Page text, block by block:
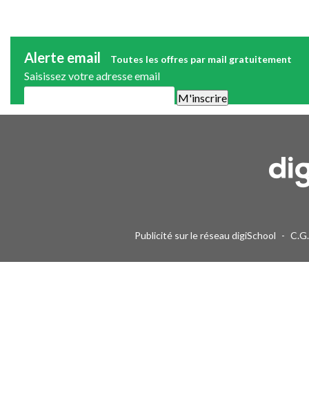
Alerte email Toutes les offres par mail gratuitement
Saisissez votre adresse email
Publicité sur le réseau digiSchool -